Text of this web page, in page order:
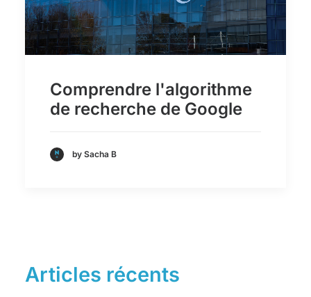
Comprendre l'algorithme
de recherche de Google
by Sacha B
Articles récents